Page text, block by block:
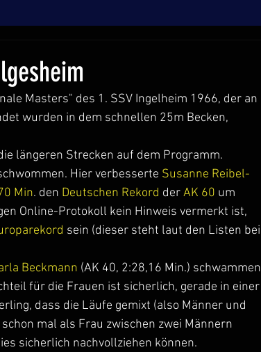
Masters" des 1. SSV Ingelheim 1966, der an
wurden in dem schnellen 25m Becken,
längeren Strecken auf dem Programm.
Hier verbesserte Susanne Reibel-
Min. den Deutschen Rekord der AK 60 um
Online-Protokoll kein Hinweis vermerkt ist,
sein (dieser steht laut den Listen bei
Beckmann (AK 40, 2:28,16 Min.) schwammen
für die Frauen ist sicherlich, gerade in einer
dass die Läufe gemixt (also Männer und
mal als Frau zwischen zwei Männern
sicherlich nachvollziehen können.